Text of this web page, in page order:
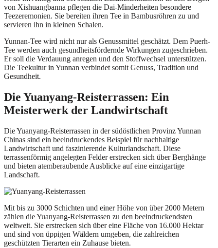
von Xishuangbanna pflegen die Dai-Minderheiten besondere
Teezeremonien. Sie bereiten ihren Tee in Bambusröhren zu und
servieren ihn in kleinen Schalen.
Yunnan-Tee wird nicht nur als Genussmittel geschätzt. Dem Puerh-
Tee werden auch gesundheitsfördernde Wirkungen zugeschrieben.
Er soll die Verdauung anregen und den Stoffwechsel unterstützen.
Die Teekultur in Yunnan verbindet somit Genuss, Tradition und
Gesundheit.
Die Yuanyang-Reisterrassen: Ein
Meisterwerk der Landwirtschaft
Die Yuanyang-Reisterrassen in der südöstlichen Provinz Yunnan
Chinas sind ein beeindruckendes Beispiel für nachhaltige
Landwirtschaft und faszinierende Kulturlandschaft. Diese
terrassenförmig angelegten Felder erstrecken sich über Berghänge
und bieten atemberaubende Ausblicke auf eine einzigartige
Landschaft.
Mit bis zu 3000 Schichten und einer Höhe von über 2000 Metern
zählen die Yuanyang-Reisterrassen zu den beeindruckendsten
weltweit. Sie erstrecken sich über eine Fläche von 16.000 Hektar
und sind von üppigen Wäldern umgeben, die zahlreichen
geschützten Tierarten ein Zuhause bieten.